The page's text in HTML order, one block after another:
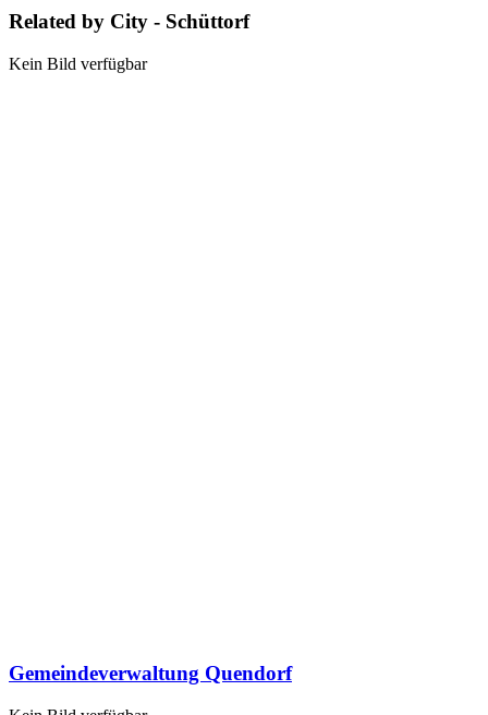
Related by City - Schüttorf
Kein Bild verfügbar
Gemeindeverwaltung Quendorf